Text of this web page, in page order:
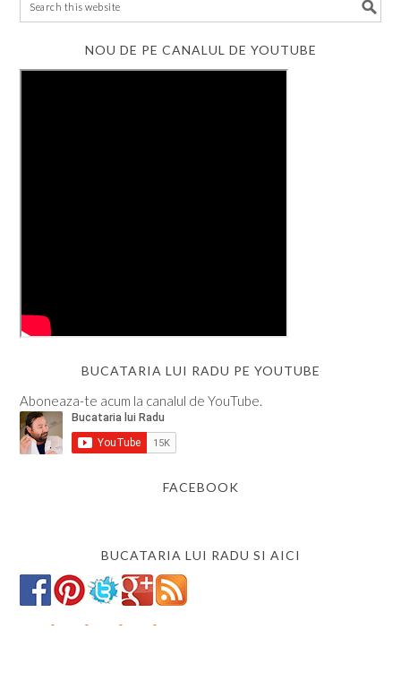
NOU DE PE CANALUL DE YOUTUBE
BUCATARIA LUI RADU PE YOUTUBE
Aboneaza-te acum la canalul de YouTube.
FACEBOOK
BUCATARIA LUI RADU SI AICI